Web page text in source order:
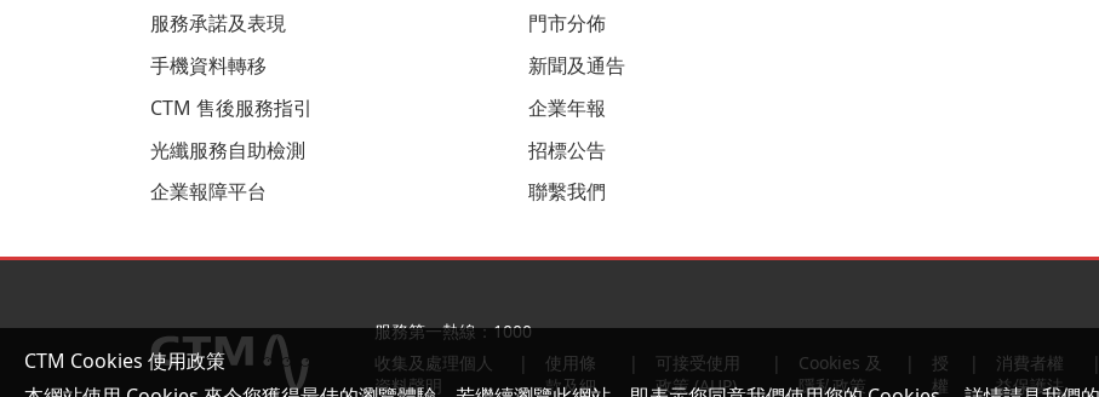
服務承諾及表現
手機資料轉移
CTM 售後服務指引
光纖服務自助檢測
企業報障平台
門市分佈
新聞及通告
企業年報
招標公告
聯繫我們
服務第一熱線：1000
收集及處理個人
資料聲明
使用條
款及細
可接受使用
政策 (AUP)
Cookies 及
隱私政策
授
權
消費者權
益保護法
CTM Cookies 使用政策